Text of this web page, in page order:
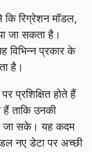
कि रिग्रेशन मॉडल,
जा सकता है।
विभिन्न प्रकार के
है।
प्रशिक्षित होते हैं
ताकि उनकी
जा सके। यह कदम
नए डेटा पर अच्छी